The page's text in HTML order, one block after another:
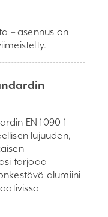
– asennus on
EN 1090-1
lujuuden,
tarjoaa
alumiini